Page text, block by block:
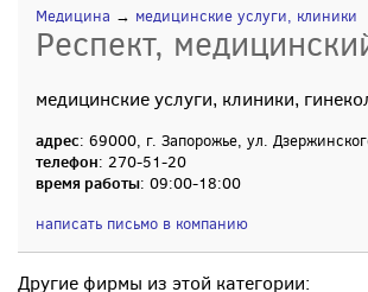
Медицина → медицинские услуги, клиники
Респект,
медицинские услуги, клиники,
адрес: 69000, г. Запорожье, ул.
телефон: 270-51-20
время работы: 09:00-18:00
написать письмо в компанию
Другие фирмы из этой категории: